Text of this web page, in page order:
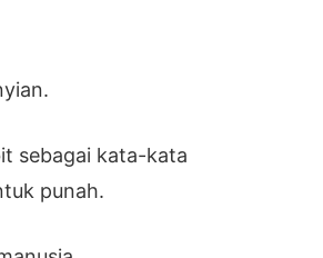
sebagai kata-kata
punah.